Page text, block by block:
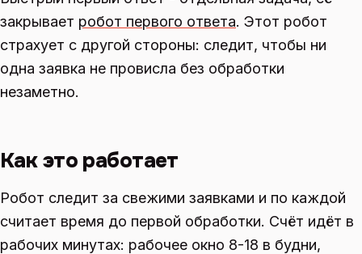
закрывает робот первого ответа. Этот робот
страхует с другой стороны: следит, чтобы ни
одна заявка не провисла без обработки
незаметно.
Как это работает
Робот следит за свежими заявками и по каждой
считает время до первой обработки. Счёт идёт в
рабочих минутах: рабочее окно 8-18 в будни,